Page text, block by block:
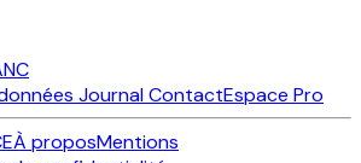
JournalContactEspace Pro
À proposMentions